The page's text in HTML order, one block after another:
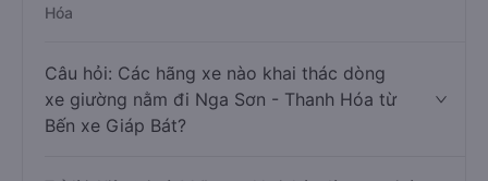
Hóa
Câu hỏi: Các hãng xe nào khai thác dòng
xe giường nằm đi Nga Sơn - Thanh Hóa từ
Bến xe Giáp Bát?